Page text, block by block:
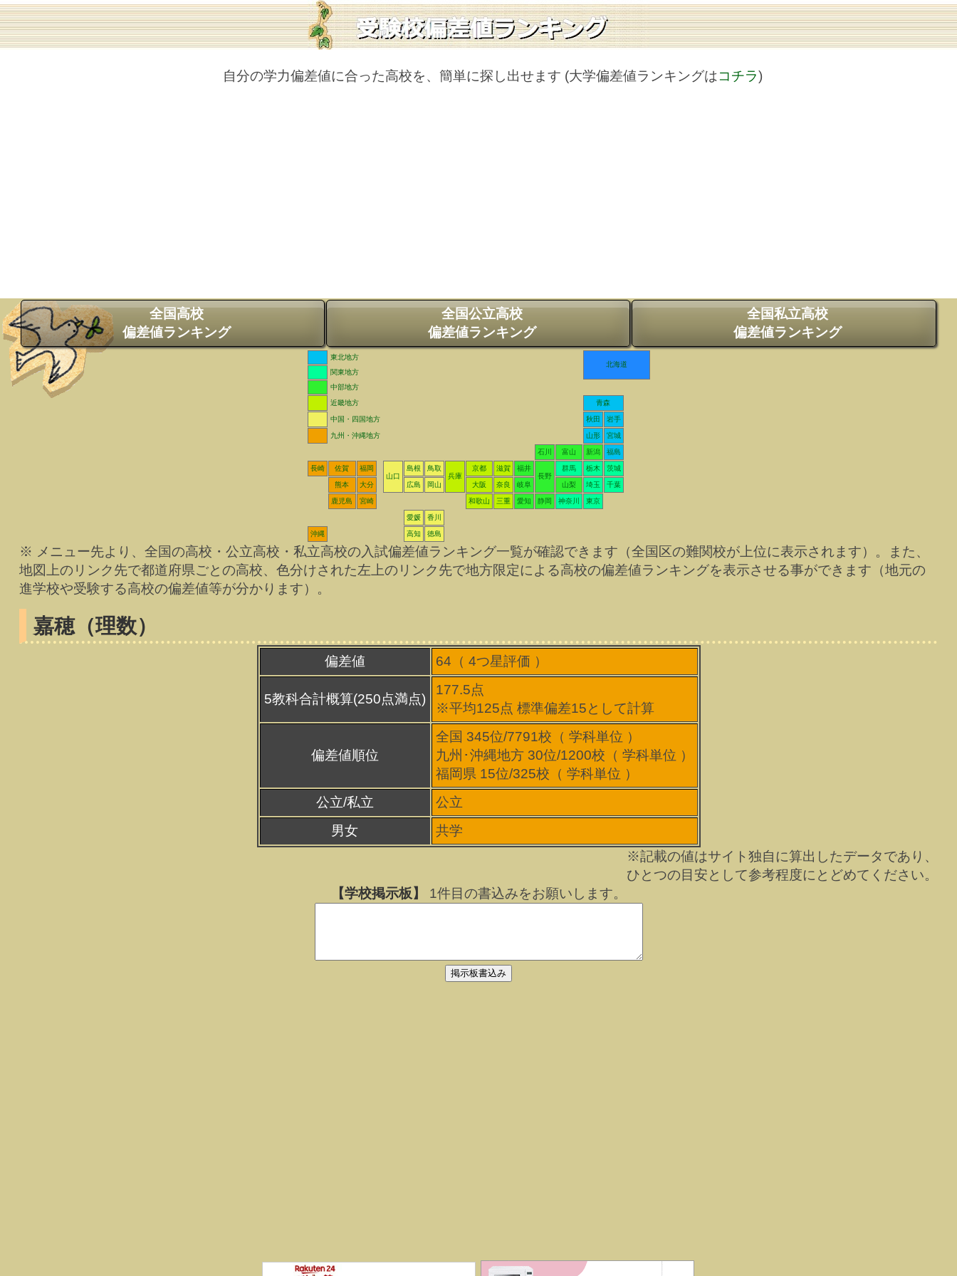
自分の学力偏差値に合った高校を、簡単に探し出せます (大学偏差値ランキングはコチラ)
全国高校
偏差値ランキング
全国公立高校
偏差値ランキング
全国私立高校
偏差値ランキング
東北地方
北海道
関東地方
中部地方
近畿地方
青森
中国・四国地方 秋田 岩手
九州・沖縄地方 山形 宮城
石川 富山 新潟 福島
長崎 佐賀
福岡
山口
島根
鳥取
兵庫
京都 滋賀
福井
長野
群馬 栃木 茨城
熊本 大分 広島 岡山 大阪 奈良 岐阜 山梨 埼玉 千葉
鹿児島 宮崎 和歌山 三重 愛知 静岡 神奈川 東京
愛媛 香川
沖縄 高知 徳島
※ メニュー先より、全国の高校・公立高校・私立高校の入試偏差値ランキング一覧が確認できます（全国区の難関校が上位に表示されます）。また、
地図上のリンク先で都道府県ごとの高校、色分けされた左上のリンク先で地方限定による高校の偏差値ランキングを表示させる事ができます（地元の
進学校や受験する高校の偏差値等が分かります）。
嘉穂（理数）
偏差値 64（ 4つ星評価 ）
5教科合計概算(250点満点)
177.5点
※平均125点 標準偏差15として計算
偏差値順位
全国 345位/7791校（ 学科単位 ）
九州･沖縄地方 30位/1200校（ 学科単位 ）
福岡県 15位/325校（ 学科単位 ）
公立/私立
公立
男女
共学
※記載の値はサイト独自に算出したデータであり、
ひとつの目安として参考程度にとどめてください。
【学校掲示板】
1件目の書込みをお願いします。